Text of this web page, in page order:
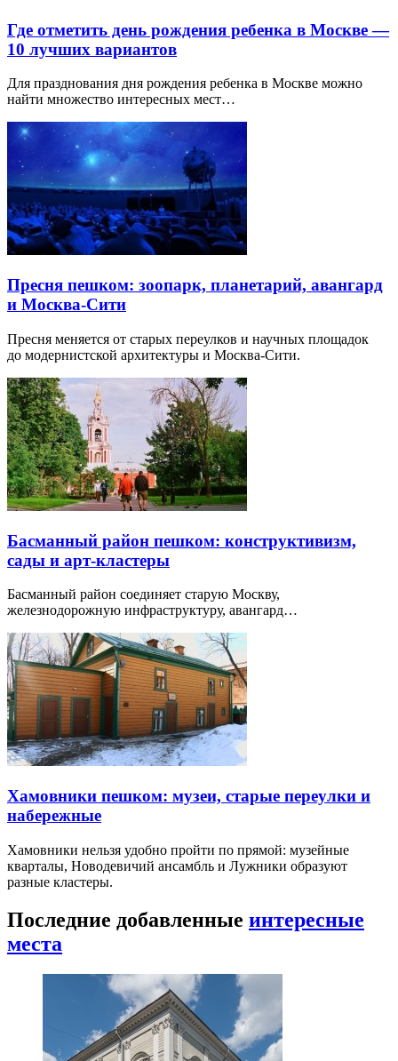
Где отметить день рождения ребенка в Москве —
10 лучших вариантов
Для празднования дня рождения ребенка в Москве можно
найти множество интересных мест…
Пресня пешком: зоопарк, планетарий, авангард
и Москва-Сити
Пресня меняется от старых переулков и научных площадок
до модернистской архитектуры и Москва-Сити.
Басманный район пешком: конструктивизм,
сады и арт-кластеры
Басманный район соединяет старую Москву,
железнодорожную инфраструктуру, авангард…
Хамовники пешком: музеи, старые переулки и
набережные
Хамовники нельзя удобно пройти по прямой: музейные
кварталы, Новодевичий ансамбль и Лужники образуют
разные кластеры.
Последние добавленные интересные
места